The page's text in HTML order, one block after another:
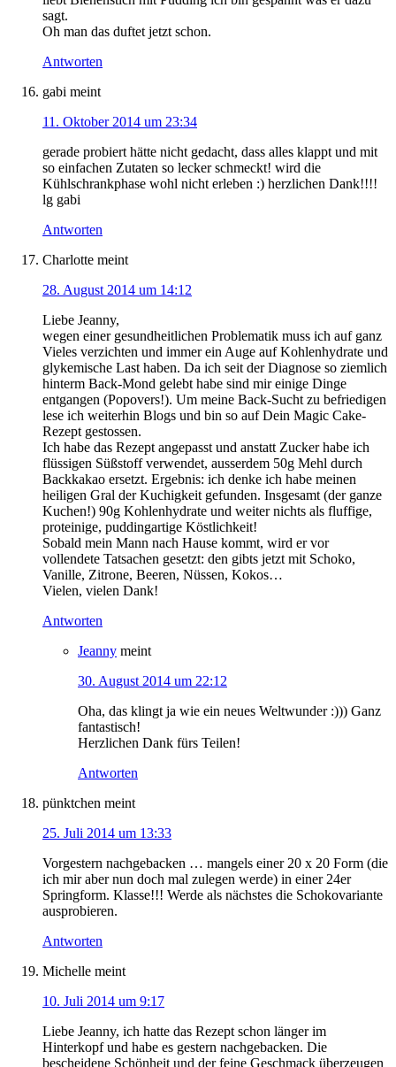
sagt.
Oh man das duftet jetzt schon.
Antworten
gabi meint
11. Oktober 2014 um 23:34
gerade probiert hätte nicht gedacht, dass alles klappt und mit
so einfachen Zutaten so lecker schmeckt! wird die
Kühlschrankphase wohl nicht erleben :) herzlichen Dank!!!!
lg gabi
Antworten
Charlotte meint
28. August 2014 um 14:12
Liebe Jeanny,
wegen einer gesundheitlichen Problematik muss ich auf ganz
Vieles verzichten und immer ein Auge auf Kohlenhydrate und
glykemische Last haben. Da ich seit der Diagnose so ziemlich
hinterm Back-Mond gelebt habe sind mir einige Dinge
entgangen (Popovers!). Um meine Back-Sucht zu befriedigen
lese ich weiterhin Blogs und bin so auf Dein Magic Cake-
Rezept gestossen.
Ich habe das Rezept angepasst und anstatt Zucker habe ich
flüssigen Süßstoff verwendet, ausserdem 50g Mehl durch
Backkakao ersetzt. Ergebnis: ich denke ich habe meinen
heiligen Gral der Kuchigkeit gefunden. Insgesamt (der ganze
Kuchen!) 90g Kohlenhydrate und weiter nichts als fluffige,
proteinige, puddingartige Köstlichkeit!
Sobald mein Mann nach Hause kommt, wird er vor
vollendete Tatsachen gesetzt: den gibts jetzt mit Schoko,
Vanille, Zitrone, Beeren, Nüssen, Kokos…
Vielen, vielen Dank!
Antworten
Jeanny meint
30. August 2014 um 22:12
Oha, das klingt ja wie ein neues Weltwunder :))) Ganz
fantastisch!
Herzlichen Dank fürs Teilen!
Antworten
pünktchen meint
25. Juli 2014 um 13:33
Vorgestern nachgebacken … mangels einer 20 x 20 Form (die
ich mir aber nun doch mal zulegen werde) in einer 24er
Springform. Klasse!!! Werde als nächstes die Schokovariante
ausprobieren.
Antworten
Michelle meint
10. Juli 2014 um 9:17
Liebe Jeanny, ich hatte das Rezept schon länger im
Hinterkopf und habe es gestern nachgebacken. Die
bescheidene Schönheit und der feine Geschmack überzeugen